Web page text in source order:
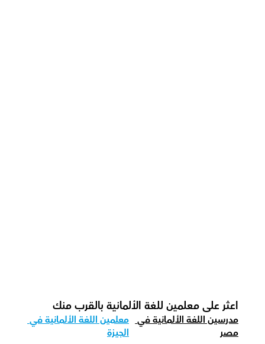
اعثر على معلمين للغة الألمانية بالقرب منك
مدرسين اللغة الألمانية في
مصر
معلمين اللغة الألمانية في
الجيزة